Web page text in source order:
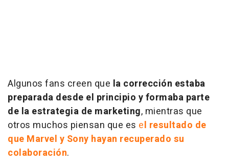
Algunos fans creen que la corrección estaba
preparada desde el principio y formaba parte
de la estrategia de marketing, mientras que
otros muchos piensan que es el resultado de
que Marvel y Sony hayan recuperado su
colaboración.